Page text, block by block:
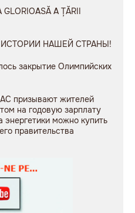
A ȚĂRII
НАШЕЙ СТРАНЫ!
закрытие Олимпийских
призывают жителей
на годовую зарплату
энергетики можно купить
правительства